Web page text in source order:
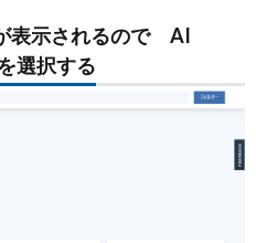
表示されるので AI
択する